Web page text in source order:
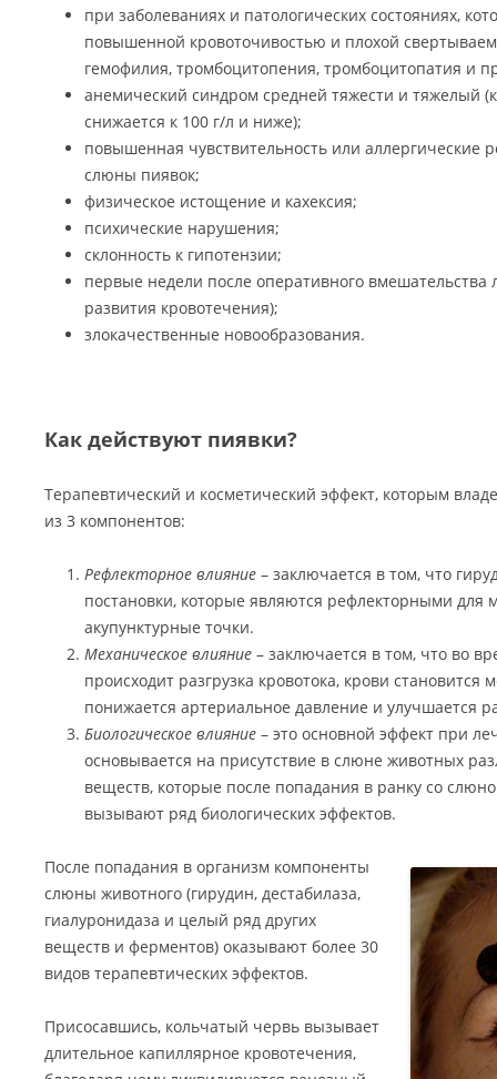
при заболеваниях и патологических состояниях,
повышенной кровоточивостью и плохой
гемофилия, тромбоцитопения, тромбоцитопатия и
анемический синдром средней тяжести и тяжелый
снижается к 100 г/л и ниже);
повышенная чувствительность или аллергические
слюны пиявок;
физическое истощение и кахексия;
психические нарушения;
склонность к гипотензии;
первые недели после оперативного вмешательства
развития кровотечения);
злокачественные новообразования.
Как действуют пиявки?
Терапевтический и косметический эффект, которым
из 3 компонентов:
Рефлекторное влияние – заключается в том, что
постановки, которые являются рефлекторными для
акупунктурные точки.
Механическое влияние – заключается в том, что во
происходит разгрузка кровотока, крови становится
понижается артериальное давление и улучшается
Биологическое влияние – это основной эффект при
основывается на присутствие в слюне животных
веществ, которые после попадания в ранку со
вызывают ряд биологических эффектов.
После попадания в организм компоненты
слюны животного (гирудин, дестабилаза,
гиалуронидаза и целый ряд других
веществ и ферментов) оказывают более 30
видов терапевтических эффектов.
Присосавшись, кольчатый червь вызывает
длительное капиллярное кровотечения,